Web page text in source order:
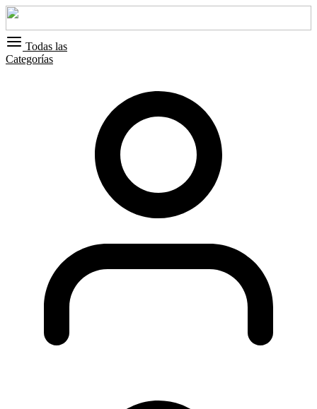
Todas las
Categorías